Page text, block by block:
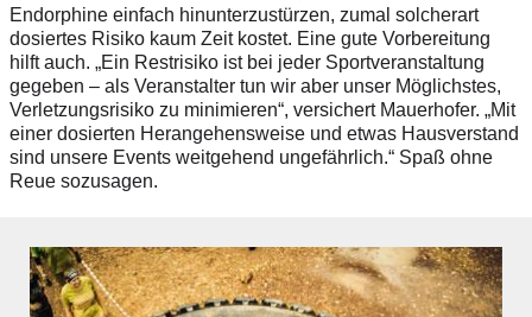
Endorphine einfach hin­unterzustürzen, zumal solcherart
dosiertes Risiko kaum Zeit kostet. Eine gute Vorbereitung
hilft auch. „Ein Restrisiko ist bei jeder Sportveranstaltung
gegeben – als Veranstalter tun wir aber unser Möglichstes,
Verletzungsrisiko zu minimieren“, versichert Mauerhofer. „Mit
einer dosierten Herangehensweise und etwas Hausverstand
sind unsere Events weitgehend ungefährlich.“ Spaß ohne
Reue sozusagen.